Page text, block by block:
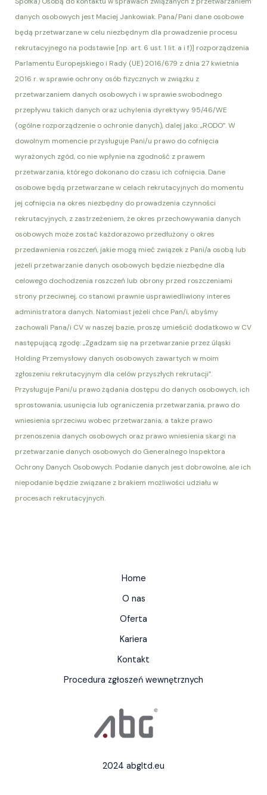
danych osobowych jest Maciej Jankowiak. Pana/Pani dane osobowe
będą przetwarzane w celu niezbędnym dla prowadzenie procesu
rekrutacyjnego na podstawie [np. art. 6 ust. 1 lit. a i f)] rozporządzenia
Parlamentu Europejskiego i Rady (UE) 2016/679 z dnia 27 kwietnia
2016 r. w sprawie ochrony osób fizycznych w związku z
przetwarzaniem danych osobowych i w sprawie swobodnego
przepływu takich danych oraz uchylenia dyrektywy 95/46/WE
(ogólne rozporządzenie o ochronie danych), dalej jako: „RODO”. W
dowolnym momencie przysługuje Pani/u prawo do cofnięcia
wyrażonych zgód, co nie wpłynie na zgodność z prawem
przetwarzania, którego dokonano do czasu ich cofnięcia. Dane
osobowe będą przetwarzane w celach rekrutacyjnych do momentu
jej cofnięcia na okres niezbędny do prowadzenia czynności
rekrutacyjnych, z zastrzeżeniem, że okres przechowywania danych
osobowych może zostać każdorazowo przedłużony o okres
przedawnienia roszczeń, jakie mogą mieć związek z Pani/a osobą lub
jeżeli przetwarzanie danych osobowych będzie niezbędne dla
celowego dochodzenia roszczeń lub obrony przed roszczeniami
strony przeciwnej, co stanowi prawnie usprawiedliwiony interes
administratora danych. Natomiast jeżeli chce Pan/i, abyśmy
zachowali Pana/i CV w naszej bazie, proszę umieścić dodatkowo w CV
następującą zgodę: „Zgadzam się na przetwarzanie przez űląski
Holding Przemysłowy danych osobowych zawartych w moim
zgłoszeniu rekrutacyjnym dla celów przyszłych rekrutacji”.
Przysługuje Pani/u prawo żądania dostępu do danych osobowych, ich
sprostowania, usunięcia lub ograniczenia przetwarzania, prawo do
wniesienia sprzeciwu wobec przetwarzania, a także prawo
przenoszenia danych osobowych oraz prawo wniesienia skargi na
przetwarzanie danych osobowych do Generalnego Inspektora
Ochrony Danych Osobowych. Podanie danych jest dobrowolne, ale ich
niepodanie będzie związane z brakiem możliwości udziału w
procesach rekrutacyjnych.
Home
O nas
Oferta
Kariera
Kontakt
Procedura zgłoszeń wewnętrznych
2024 abgltd.eu